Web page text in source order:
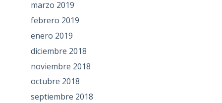
marzo 2019
febrero 2019
enero 2019
diciembre 2018
noviembre 2018
octubre 2018
septiembre 2018